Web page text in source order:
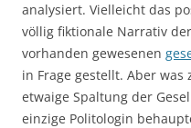
analysiert. Vielleicht das
völlig fiktionale Narrativ
vorhanden gewesenen
in Frage gestellt. Aber was
etwaige Spaltung der
einzige Politologin